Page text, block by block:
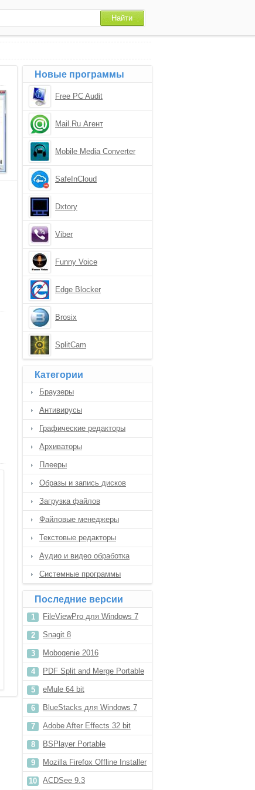
Новые программы
Free PC Audit
Mail.Ru Агент
Mobile Media Converter
SafeInCloud
Dxtory
Viber
Funny Voice
Edge Blocker
Brosix
SplitCam
Категории
Браузеры
Антивирусы
Графические редакторы
Архиваторы
Плееры
Образы и запись дисков
Загрузка файлов
Файловые менеджеры
Текстовые редакторы
Аудио и видео обработка
Системные программы
Последние версии
FileViewPro для Windows 7
Snagit 8
Mobogenie 2016
PDF Split and Merge Portable
eMule 64 bit
BlueStacks для Windows 7
Adobe After Effects 32 bit
BSPlayer Portable
Mozilla Firefox Offline Installer
64 bit
ACDSee 9.3